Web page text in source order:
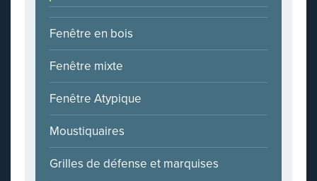
Fenêtre en bois
Fenêtre mixte
Fenêtre Atypique
Moustiquaires
Grilles de défense et marquises